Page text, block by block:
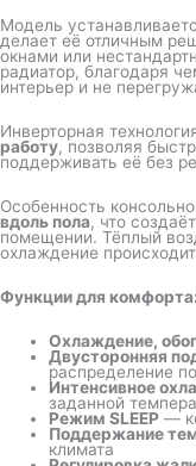
Модель
делает её отличным
окнами или
радиатор, благодаря
интерьер и не
Инверторная
работу, позволяя
поддерживать её без
Особенность
вдоль пола, что
помещении. Тёплый
охлаждение
Функции для комфорта:
Охлаждение,
Двусторонняя
распределение
Интенсивное
заданной
Режим SLEEP —
Поддержание
климата